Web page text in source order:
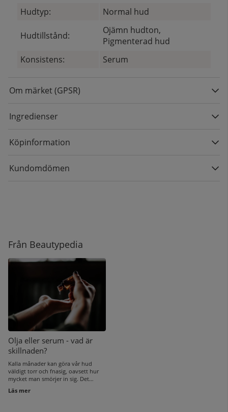
Hudtyp:
Normal hud
Hudtillstånd:
Ojämn hudton,
Pigmenterad hud
Konsistens:
Serum
Om märket (GPSR)
Ingredienser
Köpinformation
Kundomdömen
Från Beautypedia
Olja eller serum - vad är
skillnaden?
Kalla månader kan göra vår hud
väldigt torr och fnasig, oavsett hur
mycket man smörjer in sig. Det
många oftast inte tänker på är att
uppdatera sin hudvårdsrutin när det
Läs mer